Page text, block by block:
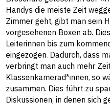
Handys die meiste Zeit
Zimmer geht, gibt man sein
vorgesehenen Boxen ab.
Leiterinnen bis zum
eingezogen. Dadurch, dass
verbringt man auch mehr
Klassenkamerad*innen, so
zusammen. Dies führt zu
Diskussionen, in denen sich